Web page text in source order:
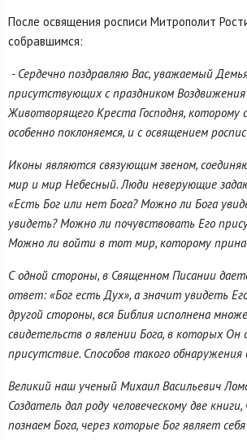
После освящения росписи Митрополит
собравшимся:
- Сердечно поздравляю Вас, уважаемый
присутствующих с праздником
Животворящего Креста Господня, которому
особенно поклоняемся, и с освящением
Иконы являются связующим звеном,
мир и мир Небесный. Люди неверующие
«Есть Бог или нет Бога? Можно ли Бога
увидеть? Можно ли почувствовать Его
Можно ли войти в тот мир, которому
С одной стороны, в Священном Писании
ответ: «Бог есть Дух», а значит увидеть
другой стороны, вся Библия исполнена
свидетельств о явлении Бога, в которых Он
присутствие. Способов такого обнаружения
Великий наш ученый Михаил Васильевич
Создатель дал роду человеческому две
познаем Бога, через которые Бог являет